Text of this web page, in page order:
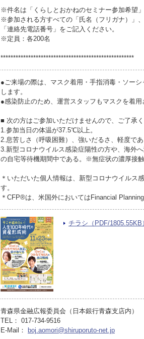
※件名は「くらしとおかねのセミナー参加希望」
※参加される方すべての「氏名（フリガナ）」
「連絡先電話番号」をご記入ください。
※定員：各200名
*****************************************************
●ご来場の際は、マスク着用・手指消毒・ソー
します。
●感染防止のため、運営スタッフもマスクを着用
■ 次の方はご参加いただけませんので、ご了承く
1.参加当日の体温が37.5℃以上。
2.息苦しさ（呼吸困難）、強いだるさ、軽度で
3.新型コロナウイルス感染症陽性の方や、海外
の自宅等待機期間中である。※無症状の濃厚接触
＊いただいた個人情報は、新型コロナウイルス
す。
＊CFP®は、米国外においてはFinancial
チラシ（PDF/1805.55KB
青森県金融広報委員会（日本銀行青森支店内）
TEL： 017-734-9516
E-Mail：
boj.aomori@shiruporuto-net.jp